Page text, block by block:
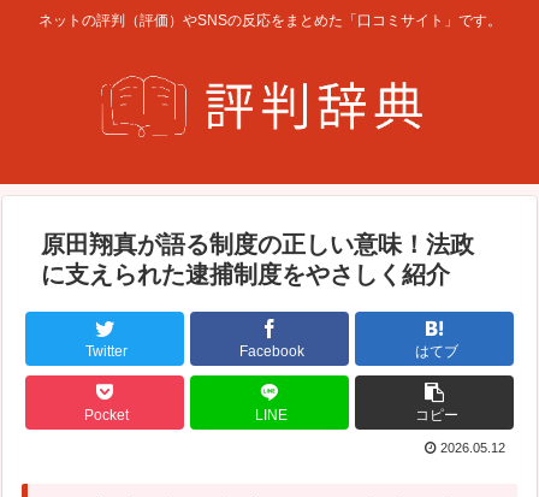
ネットの評判（評価）やSNSの反応をまとめた「口コミサイト」です。
原田翔真が語る制度の正しい意味！法政
に支えられた逮捕制度をやさしく紹介
Twitter Facebook はてブ
Pocket LINE コピー
2026.05.12